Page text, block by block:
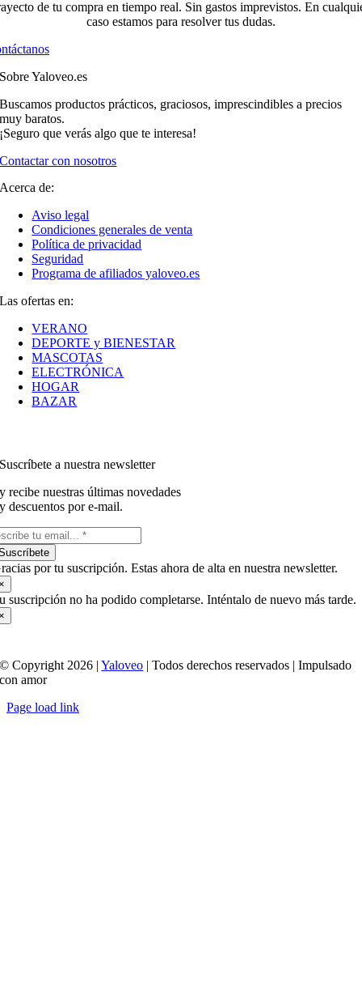
de tu compra en tiempo real. Sin gastos imprevistos. En
caso estamos para resolver tus dudas.
Sobre Yaloveo.es
Buscamos productos prácticos, graciosos, imprescindibles a precios
muy baratos.
¡Seguro que verás algo que te interesa!
Contactar con nosotros
Acerca de:
Aviso legal
Condiciones generales de venta
Política de privacidad
Seguridad
Programa de afiliados yaloveo.es
Las ofertas en:
VERANO
DEPORTE y BIENESTAR
MASCOTAS
ELECTRÓNICA
HOGAR
BAZAR
Suscríbete a nuestra newsletter
y recibe nuestras últimas novedades
y descuentos por e-mail.
por tu suscripción. Estas ahora de alta en nuestra newsletter.
suscripción no ha podido completarse. Inténtalo de nuevo más tarde.
© Copyright 2026 |Yaloveo | Todos derechos reservados | Impulsado
con amor
Page load link